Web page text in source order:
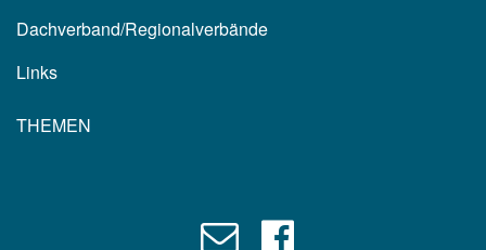
Dachverband/Regionalverbände
Links
THEMEN